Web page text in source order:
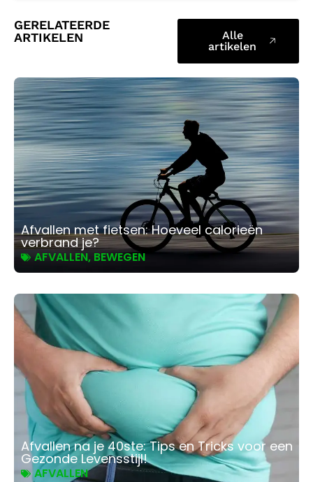
GERELATEERDE
ARTIKELEN
Alle
artikelen
Afvallen met fietsen: Hoeveel calorieën
verbrand je?
AFVALLEN, BEWEGEN
Afvallen na je 40ste: Tips en Tricks voor een
Gezonde Levensstijl!
AFVALLEN